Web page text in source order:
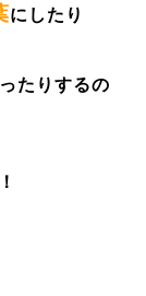
にしたり
たりするの